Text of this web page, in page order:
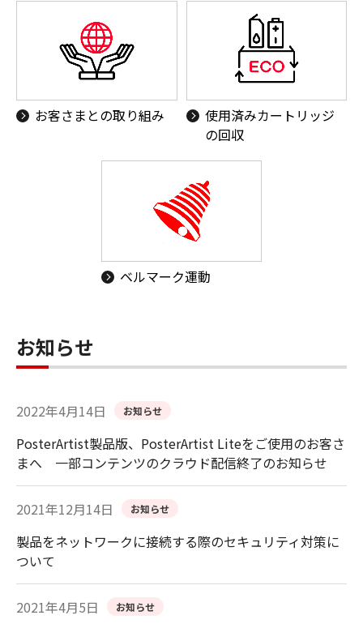
お客さまとの取り組み
使用済みカートリッジ
の回収
ベルマーク運動
お知らせ
2022年4月14日 お知らせ
PosterArtist製品版、PosterArtist Liteをご使用のお客さ
まへ 一部コンテンツのクラウド配信終了のお知らせ
2021年12月14日 お知らせ
製品をネットワークに接続する際のセキュリティ対策に
ついて
2021年4月5日 お知らせ